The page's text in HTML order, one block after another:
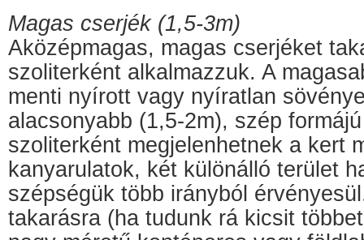
Magas cserjék (1,5-3m)
Aközépmagas, magas cserjéket
szoliterként alkalmazzuk. A
menti nyírott vagy nyíratlan
alacsonyabb (1,5-2m), szép
szoliterként megjelenhetnek a kert
kanyarulatok, két különálló terület
szépségük több irányból
takarásra (ha tudunk rá kicsit